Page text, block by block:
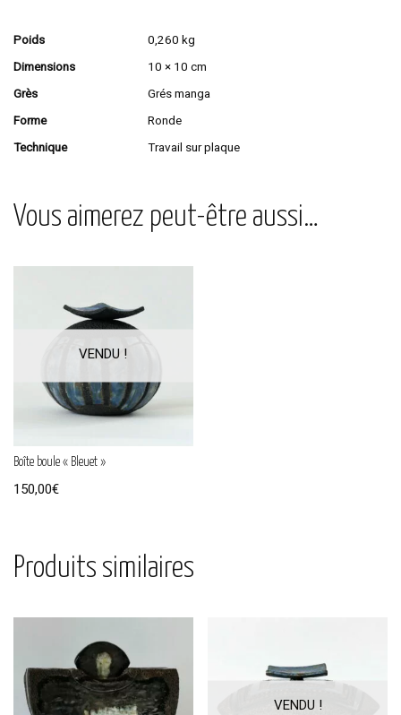
Poids
0,260 kg
Dimensions
10 × 10 cm
Grès
Grés manga
Forme
Ronde
Technique
Travail sur plaque
Vous aimerez peut-être aussi…
Boîte boule « Bleuet »
150,00€
Produits similaires